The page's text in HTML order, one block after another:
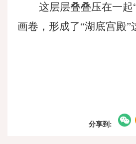
这层层叠叠压在一起
画卷，形成了“湖底宫殿”
分享到: